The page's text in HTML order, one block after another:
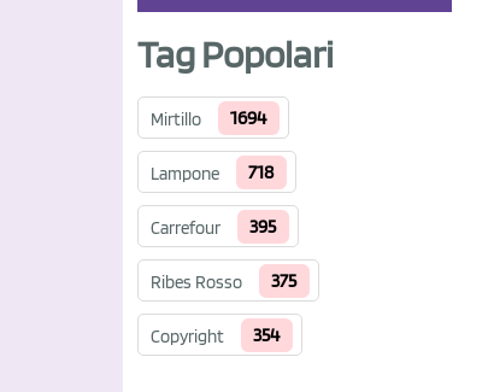
Tag Popolari
Mirtillo 1694
Lampone 718
Carrefour 395
Ribes Rosso 375
Copyright 354